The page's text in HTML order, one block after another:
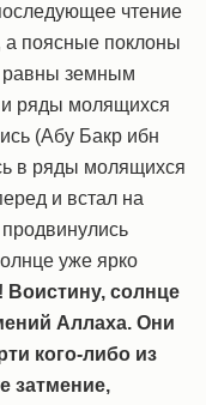
чтение
а поясные поклоны
равны земным
и ряды молящихся
(Абу Бакр ибн
в ряды молящихся
и встал на
уже ярко
солнце
Аллаха. Они
кого-либо из
затмение,